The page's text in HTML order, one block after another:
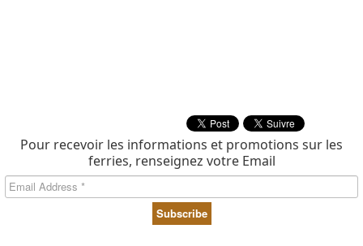
Pour recevoir les informations et promotions sur les
ferries, renseignez votre Email